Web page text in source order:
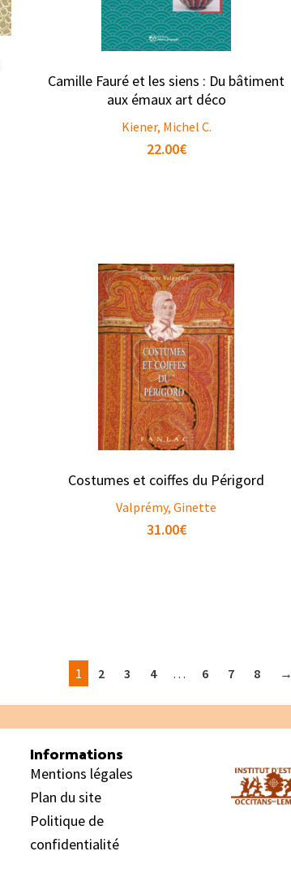
Camille Fauré et les siens : Du bâtiment
aux émaux art déco
Kiener, Michel C.
22.00€
Costumes et coiffes du Périgord
Valprémy, Ginette
31.00€
1 2 3 4 … 6 7 8 →
Informations
Mentions légales
Plan du site
Politique de
confidentialité